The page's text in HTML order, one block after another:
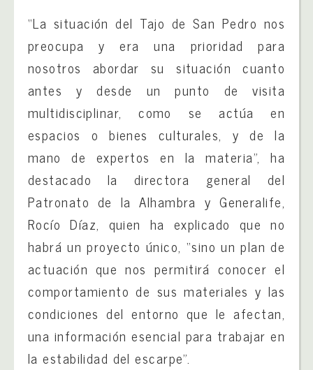
“La situación del Tajo de San Pedro nos
preocupa y era una prioridad para
nosotros abordar su situación cuanto
antes y desde un punto de visita
multidisciplinar, como se actúa en
espacios o bienes culturales, y de la
mano de expertos en la materia”, ha
destacado la directora general del
Patronato de la Alhambra y Generalife,
Rocío Díaz, quien ha explicado que no
habrá un proyecto único, “sino un plan de
actuación que nos permitirá conocer el
comportamiento de sus materiales y las
condiciones del entorno que le afectan,
una información esencial para trabajar en
la estabilidad del escarpe”.